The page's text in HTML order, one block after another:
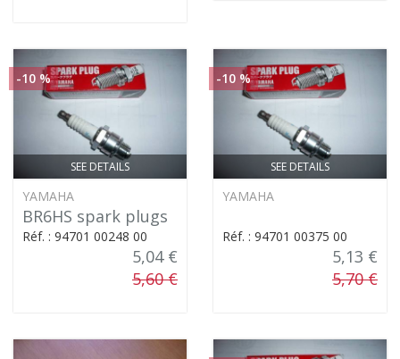
SEE DETAILS
-10 %
YAMAHA
BR6HS spark plugs
Réf. : 94701 00248 00
5,04 €
5,60 €
SEE DETAILS
-10 %
YAMAHA
Réf. : 94701 00375 00
5,13 €
5,70 €